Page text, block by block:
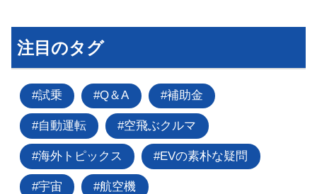
注目のタグ
試乗 Q＆A 補助金
自動運転 空飛ぶクルマ
海外トピックス EVの素朴な疑問
宇宙 航空機